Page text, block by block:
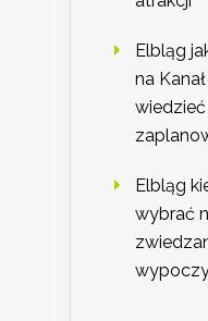
Elbląg
na
Elbląg
wybrać